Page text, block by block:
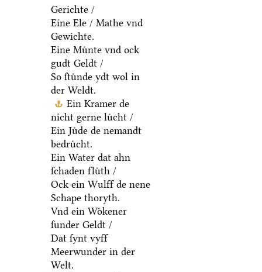
Gerichte /
Eine Ele / Mathe vnd
Gewichte.
Eine Muͤnte vnd ock
gudt Geldt /
So ſtuͤnde ydt wol in
der Weldt.
Ein Kramer de
nicht gerne luͤcht /
Ein Juͤde de nemandt
bedruͤcht.
Ein Water dat ahn
ſchaden fluͤth /
Ock ein Wulff de nene
Schape thoryth.
Vnd ein Woͤkener
ſunder Geldt /
Dat ſynt vyff
Meerwunder in der
Welt.